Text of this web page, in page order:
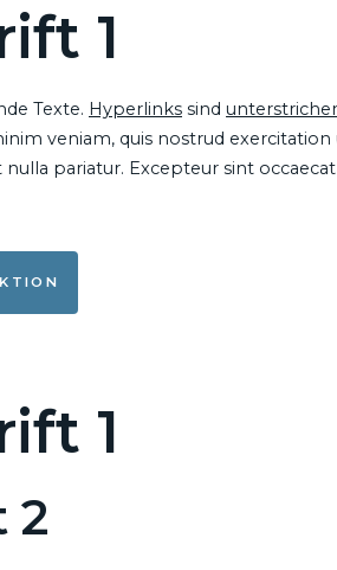
1
Texte. Hyperlinks sind
veniam, quis nostrud
pariatur. Excepteur sint
1
2